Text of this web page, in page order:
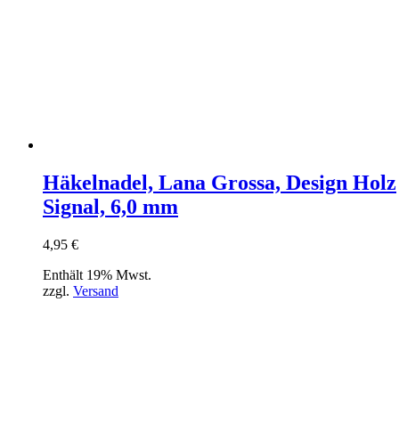
Häkelnadel, Lana Grossa, Design Holz
Signal, 6,0 mm
4,95 €
Enthält 19% Mwst.
zzgl. Versand